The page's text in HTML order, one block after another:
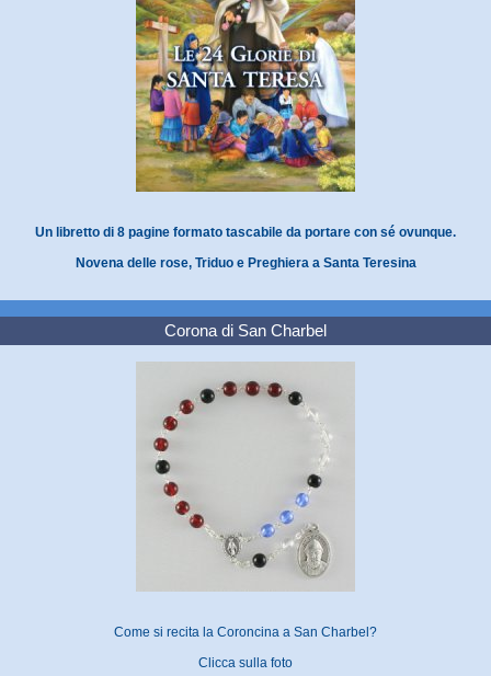
Un libretto di 8 pagine formato tascabile da portare con sé ovunque.
Novena delle rose, Triduo e Preghiera a Santa Teresina
Corona di San Charbel
Come si recita la Coroncina a San Charbel?
Clicca sulla foto